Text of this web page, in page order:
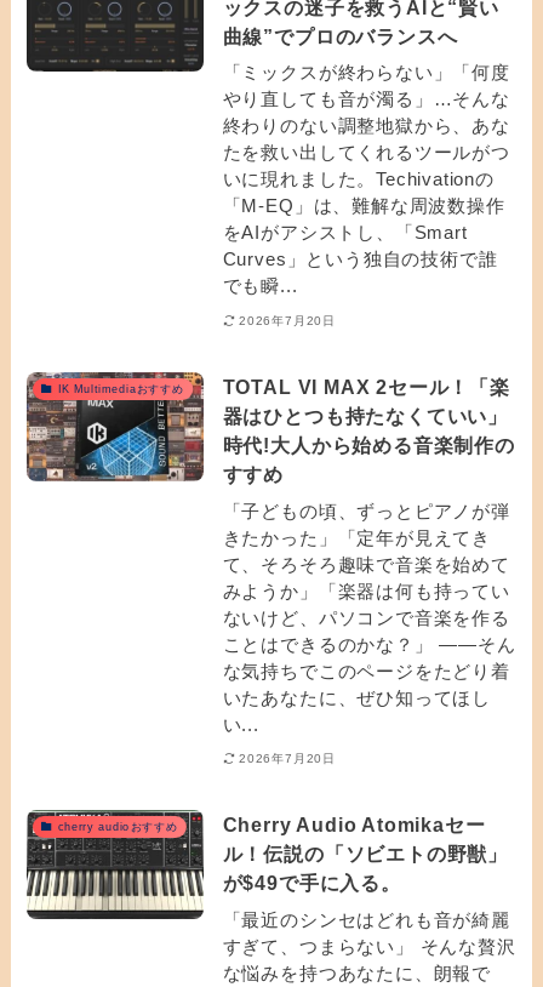
ックスの迷子を救うAIと“賢い
曲線”でプロのバランスへ
「ミックスが終わらない」「何度
やり直しても音が濁る」…そんな
終わりのない調整地獄から、あな
たを救い出してくれるツールがつ
いに現れました。Techivationの
「M-EQ」は、難解な周波数操作
をAIがアシストし、「Smart
Curves」という独自の技術で誰
でも瞬...
2026年7月20日
IK Multimediaおすすめ
TOTAL VI MAX 2セール！「楽
器はひとつも持たなくていい」
時代!大人から始める音楽制作の
すすめ
「子どもの頃、ずっとピアノが弾
きたかった」「定年が見えてき
て、そろそろ趣味で音楽を始めて
みようか」「楽器は何も持ってい
ないけど、パソコンで音楽を作る
ことはできるのかな？」 ——そん
な気持ちでこのページをたどり着
いたあなたに、ぜひ知ってほし
い...
2026年7月20日
cherry audioおすすめ
Cherry Audio Atomikaセー
ル！伝説の「ソビエトの野獣」
が$49で手に入る。
「最近のシンセはどれも音が綺麗
すぎて、つまらない」 そんな贅沢
な悩みを持つあなたに、朗報で